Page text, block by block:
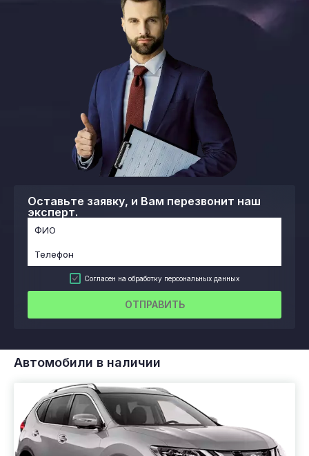
Оставьте заявку, и Вам перезвонит наш
эксперт.
Согласен на обработку персональных данных
ОТПРАВИТЬ
Автомобили в наличии